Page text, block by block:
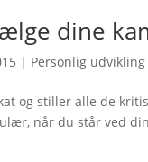
dine
| Personlig udvikling
og stiller alle de
når du står ved